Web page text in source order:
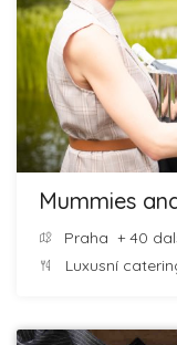
Praha + 40
Luxusní